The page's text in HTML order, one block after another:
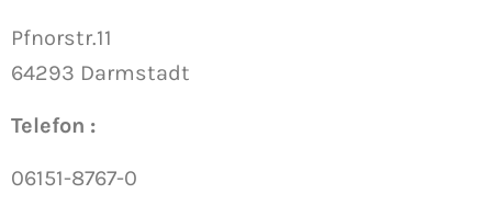
Pfnorstr.11
64293 Darmstadt
Telefon :
06151-8767-0